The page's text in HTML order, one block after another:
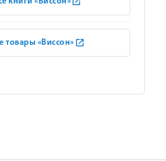
товары «Виссон»